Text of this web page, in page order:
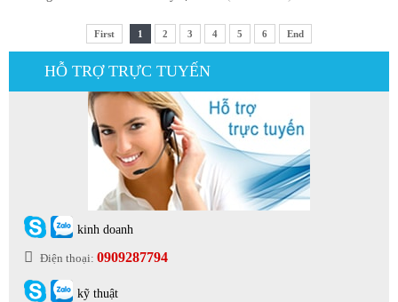
First 1 2 3 4 5 6 End
HỖ TRỢ TRỰC TUYẾN
kinh doanh
Điện thoại: 0909287794
kỹ thuật